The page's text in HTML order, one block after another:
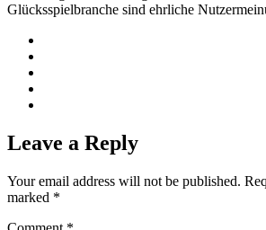
Glücksspielbranche sind ehrliche
Leave a Reply
Your email address will not be published.
marked *